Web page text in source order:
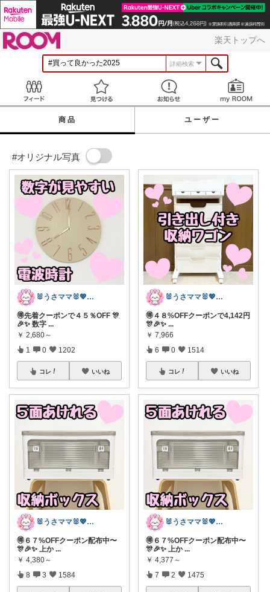
楽天トップへ
詳細検索
見つける お知らせ
商品 ユーザー
#オリジナル写真
🐰うさママ🐰💖キッズ・ママの日常✨
🉐先着クーポンで４５％OFF 🎊
🎉✨ 数字 ...
￥ 2,680～
1 0 1202
コレ いいね
🐰うさママ🐰💖キッズ・ママの日常✨
🉐６７%OFFクーポン配布中〜
🎊🎉✨ 上か ...
￥ 4,380～
8 3 1584
🐰うさママ🐰💖キッズ・ママの日常✨
🉐４８%OFFクーポンで4,142円
🎊🎉✨ ...
￥ 7,966
6 0 1514
コレ いいね
🐰うさママ🐰💖キッズ・ママの日常✨
🉐６７%OFFクーポン配布中〜
🎊🎉✨ 上か ...
￥ 4,377～
7 2 1475